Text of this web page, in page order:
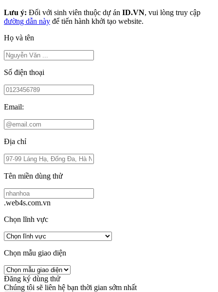
Lưu ý: Đối với sinh viên thuộc dự án ID.VN, vui lòng truy cập
đường dẫn này để tiến hành khởi tạo website.
Họ và tên
Số điện thoại
Email:
Địa chỉ
Tên miền dùng thử
.web4s.com.vn
Chọn lĩnh vực
Chọn mẫu giao diện
Đăng ký dùng thử
Chúng tôi sẽ liên hệ bạn thời gian sớm nhất